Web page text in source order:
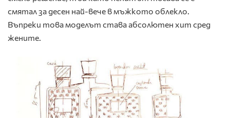
смятал за десен най-вече в мъжкото облекло.
Въпреки това моделът става абсолютен хит сред
жените.